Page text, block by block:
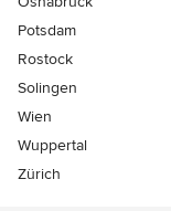
Potsdam
Rostock
Solingen
Wien
Wuppertal
Zürich